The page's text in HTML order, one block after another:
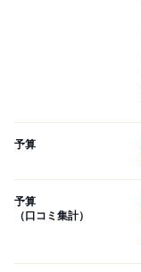
予算
予算
（口コミ集計）